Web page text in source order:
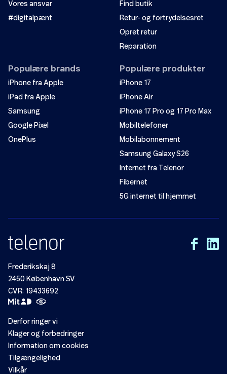
Vores ansvar
#digitalpænt
Find butik
Retur- og fortrydelsesret
Opret retur
Reparation
Populære brands
iPhone fra Apple
iPad fra Apple
Samsung
Google Pixel
OnePlus
Populære produkter
iPhone 17
iPhone Air
iPhone 17 Pro og 17 Pro Max
Mobiltelefoner
Mobilabonnement
Samsung Galaxy S26
Internet fra Telenor
Fibernet
5G internet til hjemmet
Frederikskaj 8
2450 København SV
CVR: 19433692
Derfor ringer vi
Klager og forbedringer
Information om cookies
Tilgængelighed
Vilkår